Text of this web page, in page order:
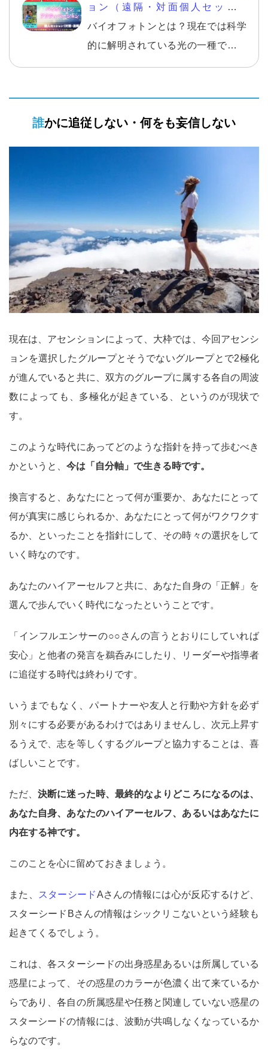
ョン（遠隔・対面個人セッショ
ン）』
バイオフォトンとは？現在では科学
的に解明されている光の一種です。
に施術をし、驚くべき成果が出てい
疲労などの改善は数えきれないほど
誰かに追従しない・何をも妄信しない
現在は、アセンションによって、大枠では、今回アセンシ
ョンを選択したグループとそうでないグループとで2極化
が進んでいると共に、双方のグループに属する各自の周波
数によっても、多極化が起きている、というのが現状で
す。
このような時代にあってどのような指針を持って歩むべき
かというと、 今は「自分軸」で生きる時です。
換言すると、あなたにとって何が重要か、あなたにとって
何が真実に感じられるか、あなたにとって何がワクワクす
るか、といったことを指針にして、その時々の選択をして
いく時なのです。
あなたのハイアーセルフと共に、あなた自身の「正解」を
選んで歩んでいく時代になったということです。
「インフルエンサーの○○さんの言うとおりにしていれば
安心」と他者の発言を鵜呑みにしたり、リーダーや指導者
に追従する時代は終わりです。
いうまでもなく、パートナーや友人と行動や方針を必ず
別々にする必要があるわけではありませんし、次元上昇す
るうえで、志を等しくするグループと協力することは、喜
ばしいことです。
ただ、決断に迷った時、最終的なよりどころになるのは、
あなた自身、あなたのハイアーセルフ、あるいはあなたに
内在する神です。
このことを心に留めておきましょう。
また、 スターシードAさんの情報には心が反応するけど、
スターシードBさんの情報はシックリこないという経験も
起きてくるでしょう。
これは、各スターシードの出身惑星あるいは所属している
惑星によって、その惑星のカラーが色濃く出て来ているか
らであり、各自の所属惑星や任務と関連していない惑星の
スターシードの情報には、波動が共鳴しなくなっているか
らなのです。